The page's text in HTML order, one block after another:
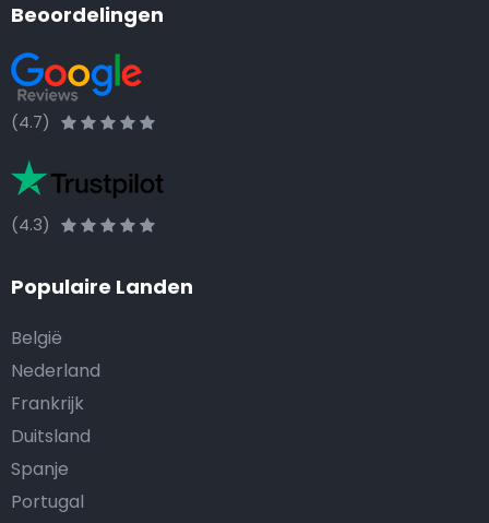
Beoordelingen
(4.7)
(4.3)
Populaire Landen
België
Nederland
Frankrijk
Duitsland
Spanje
Portugal